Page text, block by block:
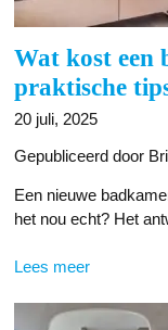
Wat kost een
praktische
20 juli, 2025
Gepubliceerd door
Een nieuwe
het nou echt? Het
Lees meer